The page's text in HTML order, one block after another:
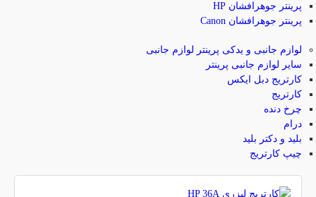
پرینتر جوهرافشان HP
پرینتر جوهرافشان Canon
لوازم جانبی و یدکی پرینتر لوازم جانبی
سایر لوازم جانبی پرینتر
کارتریج دبل ایکس
کارتریج
چرخ دنده
درام
بلید و دکتر بلید
چیپ کارتریج